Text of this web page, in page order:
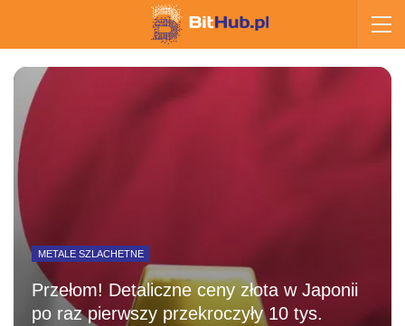
METALE SZLACHETNE
Przełom! Detaliczne ceny złota w Japonii
po raz pierwszy przekroczyły 10 tys.